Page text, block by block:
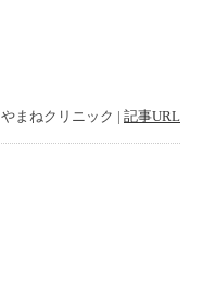
やまねクリニック | 記事URL